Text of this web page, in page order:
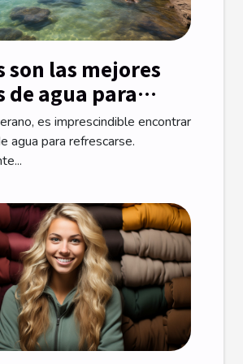
son las mejores
de agua para
en Annecy?
es imprescindible encontrar
agua para refrescarse.